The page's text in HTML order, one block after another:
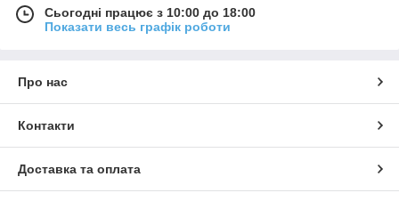
Сьогодні працює з 10:00 до 18:00
Показати весь графік роботи
Про нас
Контакти
Доставка та оплата